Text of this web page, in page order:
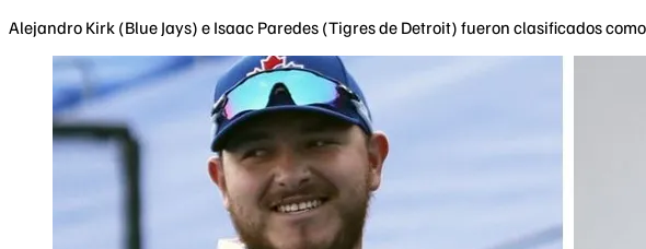
Alejandro Kirk (Blue Jays) e Isaac Paredes (Tigres de Detroit) fueron clasificados